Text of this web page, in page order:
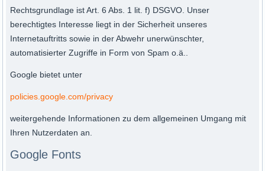
Rechtsgrundlage ist Art. 6 Abs. 1 lit. f) DSGVO. Unser
berechtigtes Interesse liegt in der Sicherheit unseres
Internetauftritts sowie in der Abwehr unerwünschter,
automatisierter Zugriffe in Form von Spam o.ä..
Google bietet unter
policies.google.com/privacy
weitergehende Informationen zu dem allgemeinen Umgang mit
Ihren Nutzerdaten an.
Google Fonts